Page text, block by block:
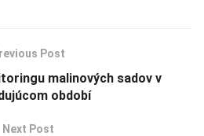
Post
malinových sadov v
období
Next Post